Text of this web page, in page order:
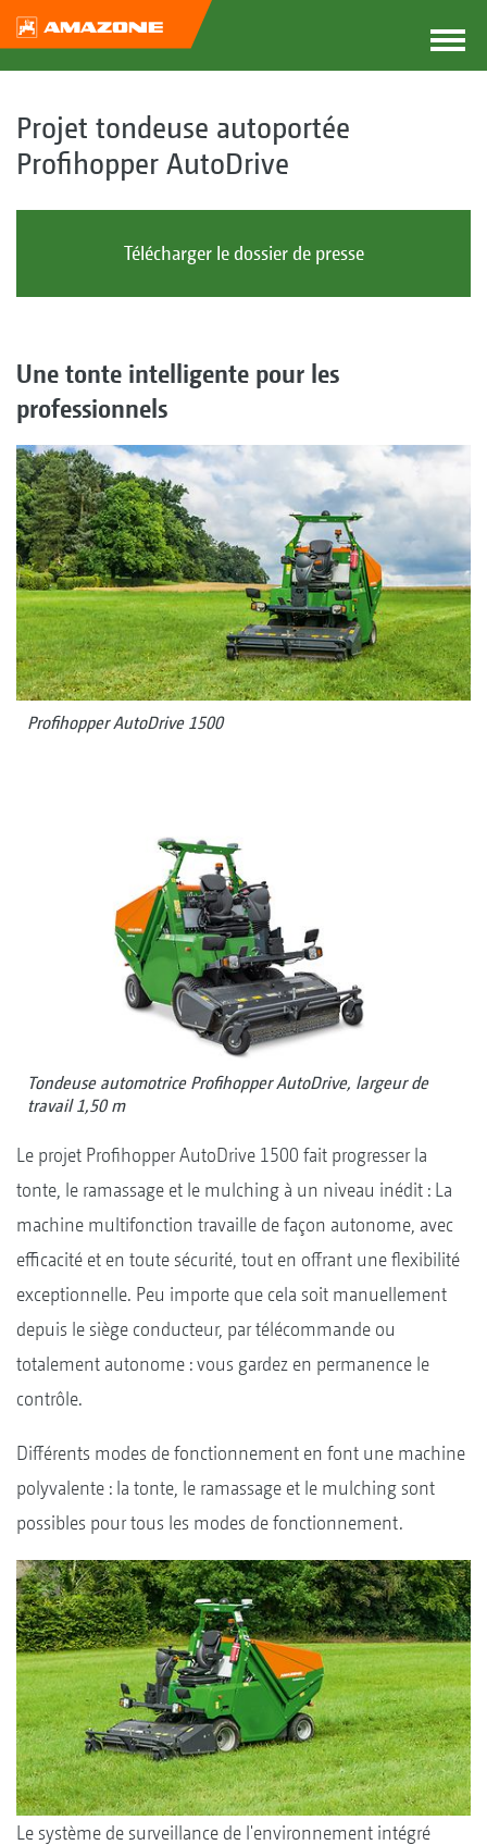
Projet tondeuse autoportée
Profihopper AutoDrive
Télécharger le dossier de presse
Une tonte intelligente pour les
professionnels
Profihopper AutoDrive 1500
Tondeuse automotrice Profihopper AutoDrive, largeur de
travail 1,50 m
Le projet Profihopper AutoDrive 1500 fait progresser la
tonte, le ramassage et le mulching à un niveau inédit : La
machine multifonction travaille de façon autonome, avec
efficacité et en toute sécurité, tout en offrant une flexibilité
exceptionnelle. Peu importe que cela soit manuellement
depuis le siège conducteur, par télécommande ou
totalement autonome : vous gardez en permanence le
contrôle.
Différents modes de fonctionnement en font une machine
polyvalente : la tonte, le ramassage et le mulching sont
possibles pour tous les modes de fonctionnement.
Le système de surveillance de l'environnement intégré